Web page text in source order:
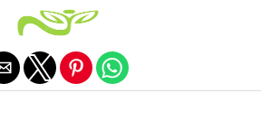
de la versión móvil